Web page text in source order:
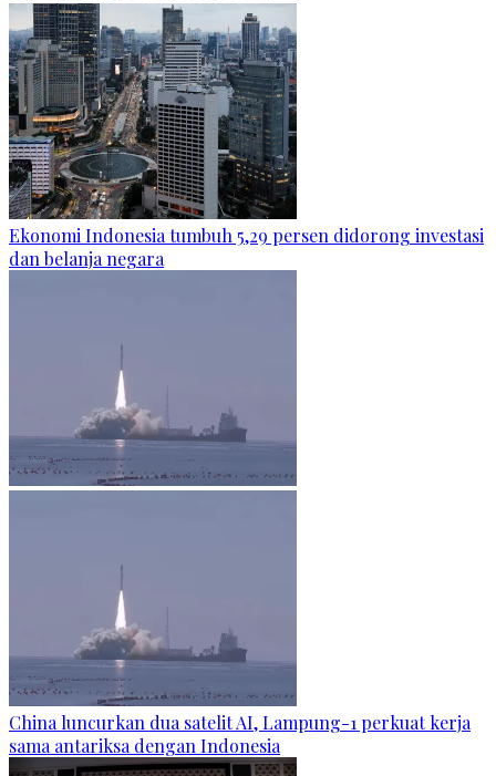
Ekonomi Indonesia tumbuh 5,29 persen didorong investasi
dan belanja negara
China luncurkan dua satelit AI, Lampung-1 perkuat kerja
sama antariksa dengan Indonesia